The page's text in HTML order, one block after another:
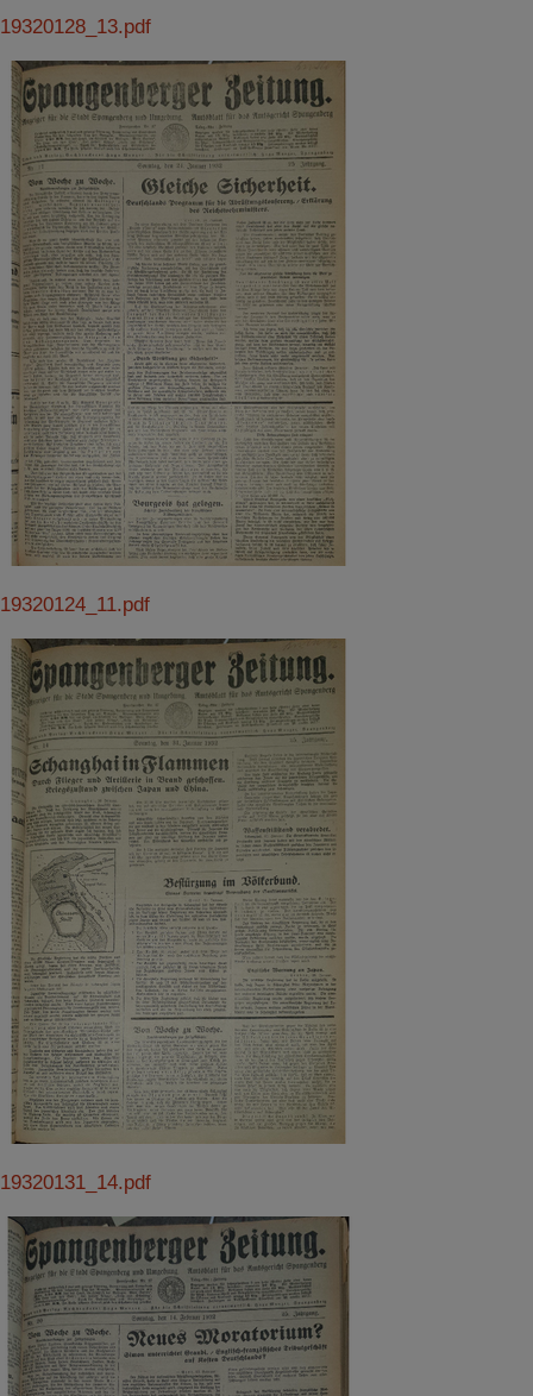
19320128_13.pdf
19320124_11.pdf
19320131_14.pdf